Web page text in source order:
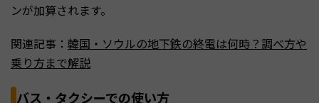
ンが加算されます。
関連記事： 韓国・ソウルの地下鉄の終電は何時？調べ方や
乗り方まで解説
バス・タクシーでの使い方